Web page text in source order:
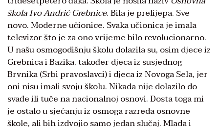
škola Ivo Andrić Grebnice. Bila je prelijepa. Sve
novo. Moderne učionice. Svaka učionica je imala
televizor što je za ono vrijeme bilo revolucionarno.
U našu osmogodišnju školu dolazila su, osim djece iz
Grebnica i Bazika, također djeca iz susjednog
Brvnika (Srbi pravoslavci) i djeca iz Novoga Sela, jer
oni nisu imali svoju školu. Nikada nije dolazilo do
svađe ili tuče na nacionalnoj osnovi. Dosta toga mi
je ostalo u sjećanju iz osmoga razreda osnovne
škole, ali bih izdvojio samo jedan slučaj. Mlada i